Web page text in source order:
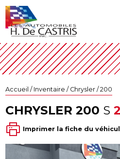
Accueil / Inventaire / Chrysler / 200
CHRYSLER 200 S
Imprimer la fiche du